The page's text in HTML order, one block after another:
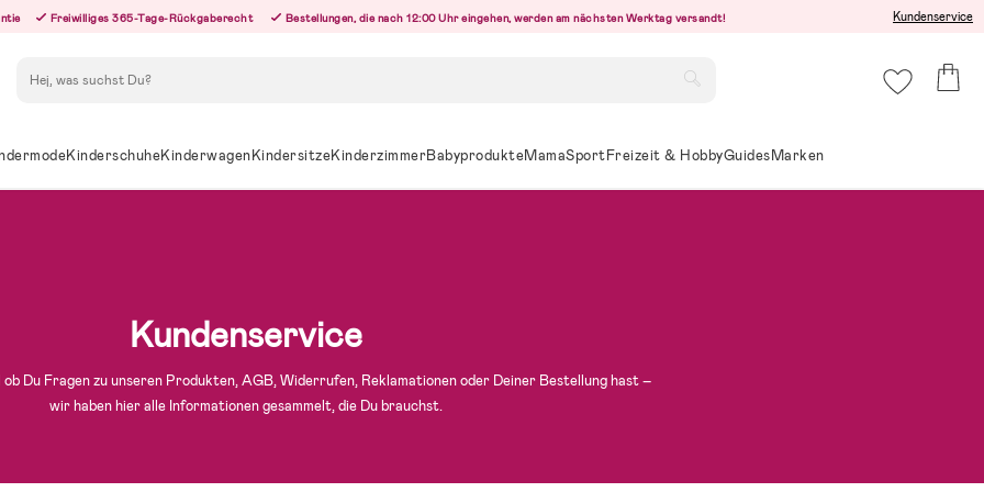
Freiwilliges 365-Tage-Rückgaberecht Bestellungen, die nach 12:00 Uhr eingehen, werden am nächsten Werktag versandt! Kundenservice
KinderschuheKinderwagenKindersitzeKinderzimmerBabyprodukteMamaSportFreizeit & HobbyGuidesMarken
Kundenservice
Du Fragen zu unseren Produkten, AGB, Widerrufen, Reklamationen oder Deiner Bestellung hast –
wir haben hier alle Informationen gesammelt, die Du brauchst.